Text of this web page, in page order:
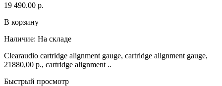
19 490.00 р.
В корзину
Наличие: На складе
Clearaudio cartridge alignment gauge, cartridge alignment gauge,
21880,00 р., cartridge alignment ..
Быстрый просмотр